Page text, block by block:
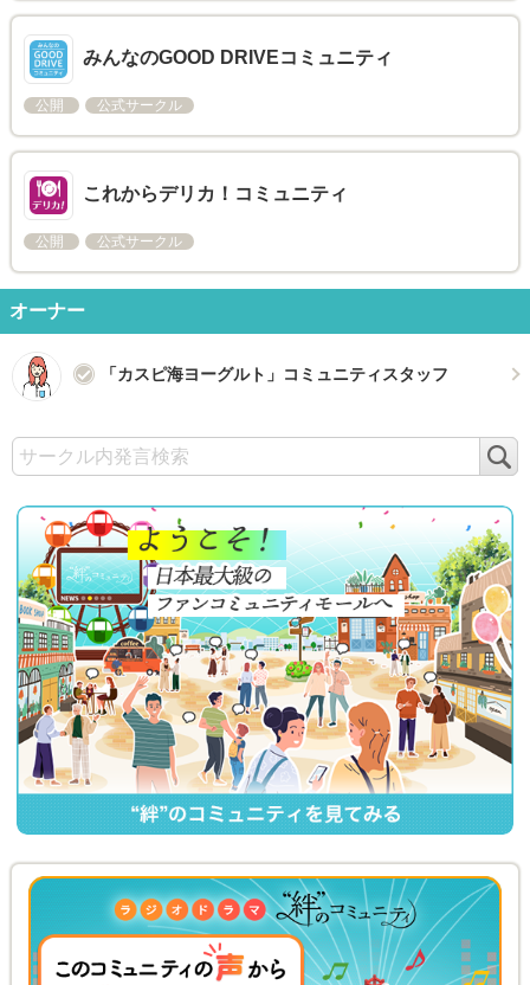
みんなのGOOD DRIVEコミュニティ
公開 公式サークル
これからデリカ！コミュニティ
公開 公式サークル
オーナー
「カスピ海ヨーグルト」コミュニティスタッフ